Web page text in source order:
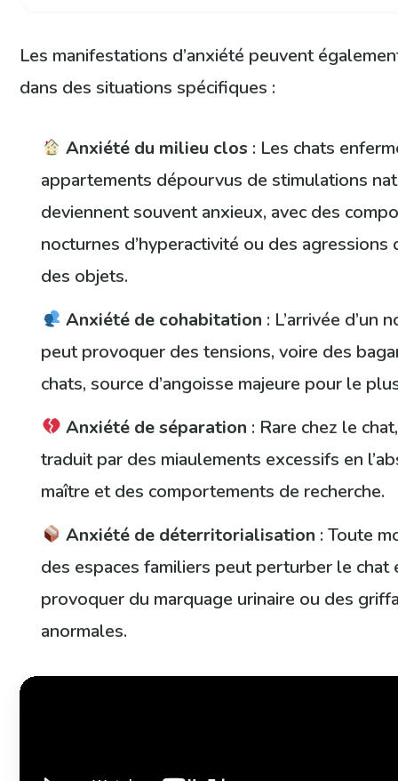
Les manifestations d’anxiété peuvent
dans des situations spécifiques :
Anxiété du milieu clos : Les chats
appartements dépourvus de stimulations
deviennent souvent anxieux, avec des
nocturnes d’hyperactivité ou des agressions
des objets.
Anxiété de cohabitation : L’arrivée d’un
peut provoquer des tensions, voire des
chats, source d’angoisse majeure pour le
Anxiété de séparation : Rare chez le
traduit par des miaulements excessifs en
maître et des comportements de recherche.
Anxiété de déterritorialisation : Toute
des espaces familiers peut perturber le chat
provoquer du marquage urinaire ou des
anormales.